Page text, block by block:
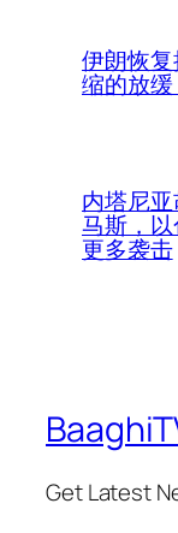
伊朗恢
缩的放缓
内塔尼
马斯，
更多袭击
Get Latest